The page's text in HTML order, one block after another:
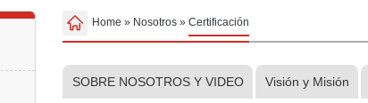
Home » Nosotros » Certificación
SOBRE NOSOTROS Y VIDEO Visión y Misión